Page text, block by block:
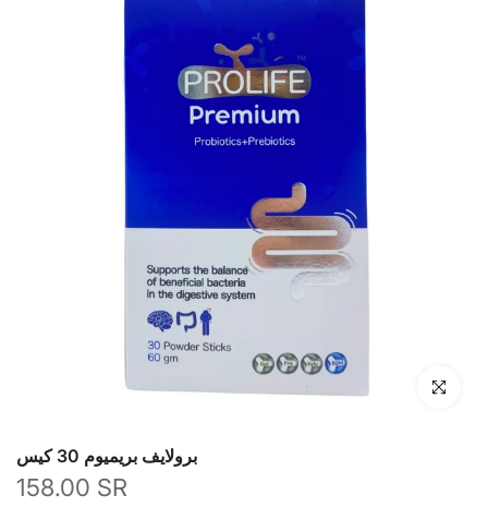
انقر للتكبير
برولايف بريميوم 30 كيس
158.00 SR